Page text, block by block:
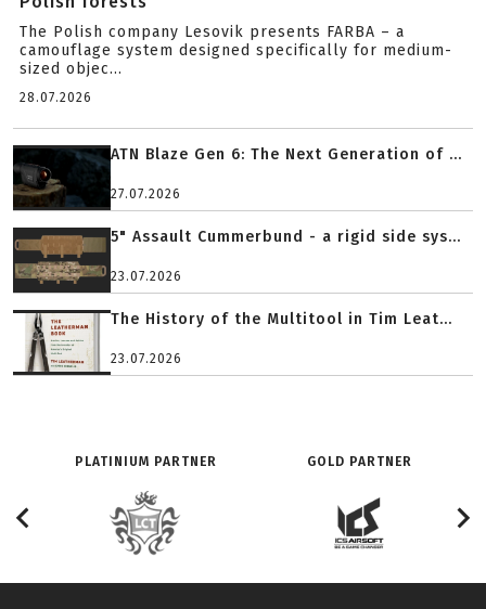
The Polish company Lesovik presents FARBA – a
camouflage system designed specifically for medium-
sized objec...
28.07.2026
ATN Blaze Gen 6: The Next Generation of ...
27.07.2026
5" Assault Cummerbund - a rigid side sys...
23.07.2026
The History of the Multitool in Tim Leat...
23.07.2026
PLATINIUM PARTNER GOLD PARTNER